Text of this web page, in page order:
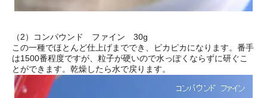
（2）コンパウンド ファイン 30g
この一種でほとんど仕上げまででき、ピカピカになります。番手
は1500番程度ですが、粒子が硬いので水っぽくならずに研ぐこ
とができます。乾燥したら水で戻ります。